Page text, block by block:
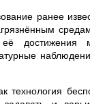
ранее
её